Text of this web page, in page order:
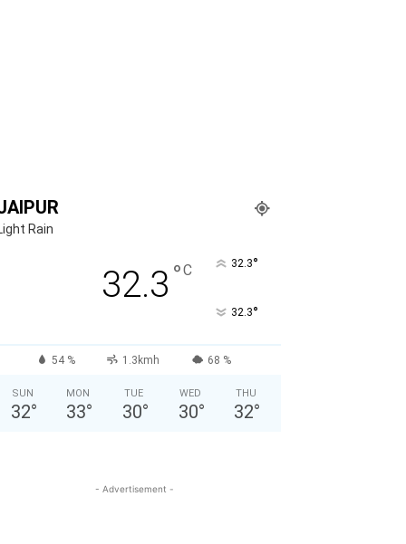
Rain
32.3 °C 32.3°
32.3°
54 % 1.3kmh 68 %
SUN
32°
MON
33°
TUE
30°
WED
30°
THU
32°
- Advertisement -